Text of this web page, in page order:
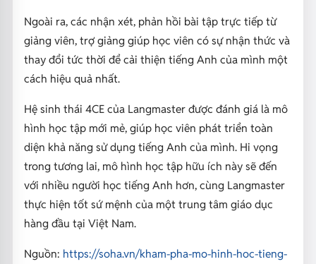
Ngoài ra, các nhận xét, phản hồi bài tập trực tiếp từ
giảng viên, trợ giảng giúp học viên có sự nhận thức và
thay đổi tức thời để cải thiện tiếng Anh của mình một
cách hiệu quả nhất.
Hệ sinh thái 4CE của Langmaster được đánh giá là mô
hình học tập mới mẻ, giúp học viên phát triển toàn
diện khả năng sử dụng tiếng Anh của mình. Hi vọng
trong tương lai, mô hình học tập hữu ích này sẽ đến
với nhiều người học tiếng Anh hơn, cùng Langmaster
thực hiện tốt sứ mệnh của một trung tâm giáo dục
hàng đầu tại Việt Nam.
Nguồn: https://soha.vn/kham-pha-mo-hinh-hoc-tieng-